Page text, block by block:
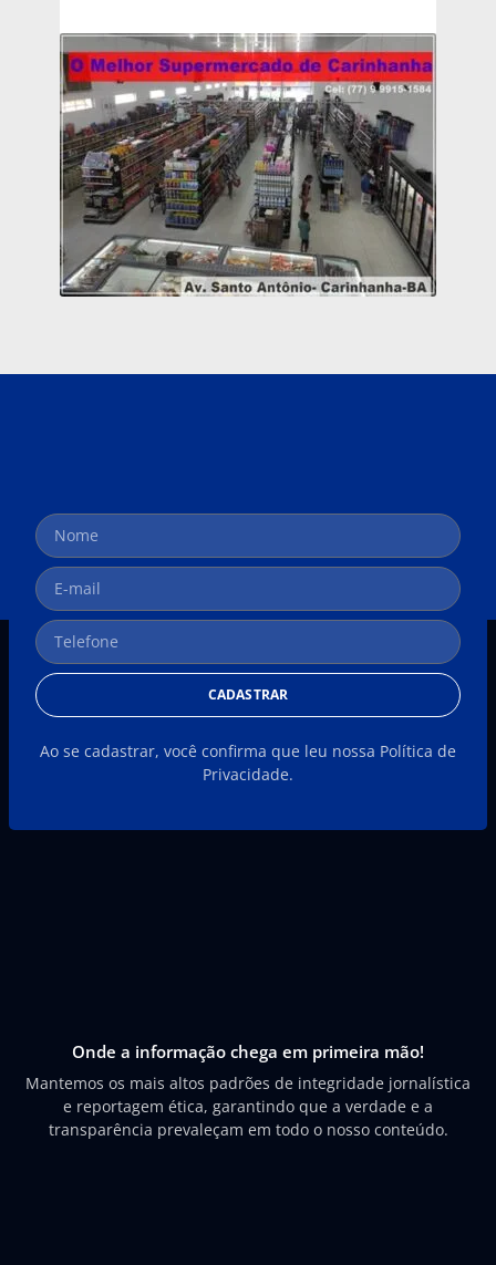
CADASTRAR
Ao se cadastrar, você confirma que leu nossa Política de
Privacidade.
Onde a informação chega em primeira mão!
Mantemos os mais altos padrões de integridade jornalística
e reportagem ética, garantindo que a verdade e a
transparência prevaleçam em todo o nosso conteúdo.